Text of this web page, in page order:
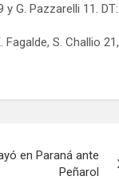
G. Pazzarelli 11. DT:
S. Challio 21,
en Paraná ante
Peñarol